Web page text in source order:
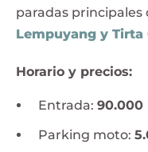
paradas principales
Lempuyang y Tirta
Horario y precios:
Entrada: 90.000
Parking moto: